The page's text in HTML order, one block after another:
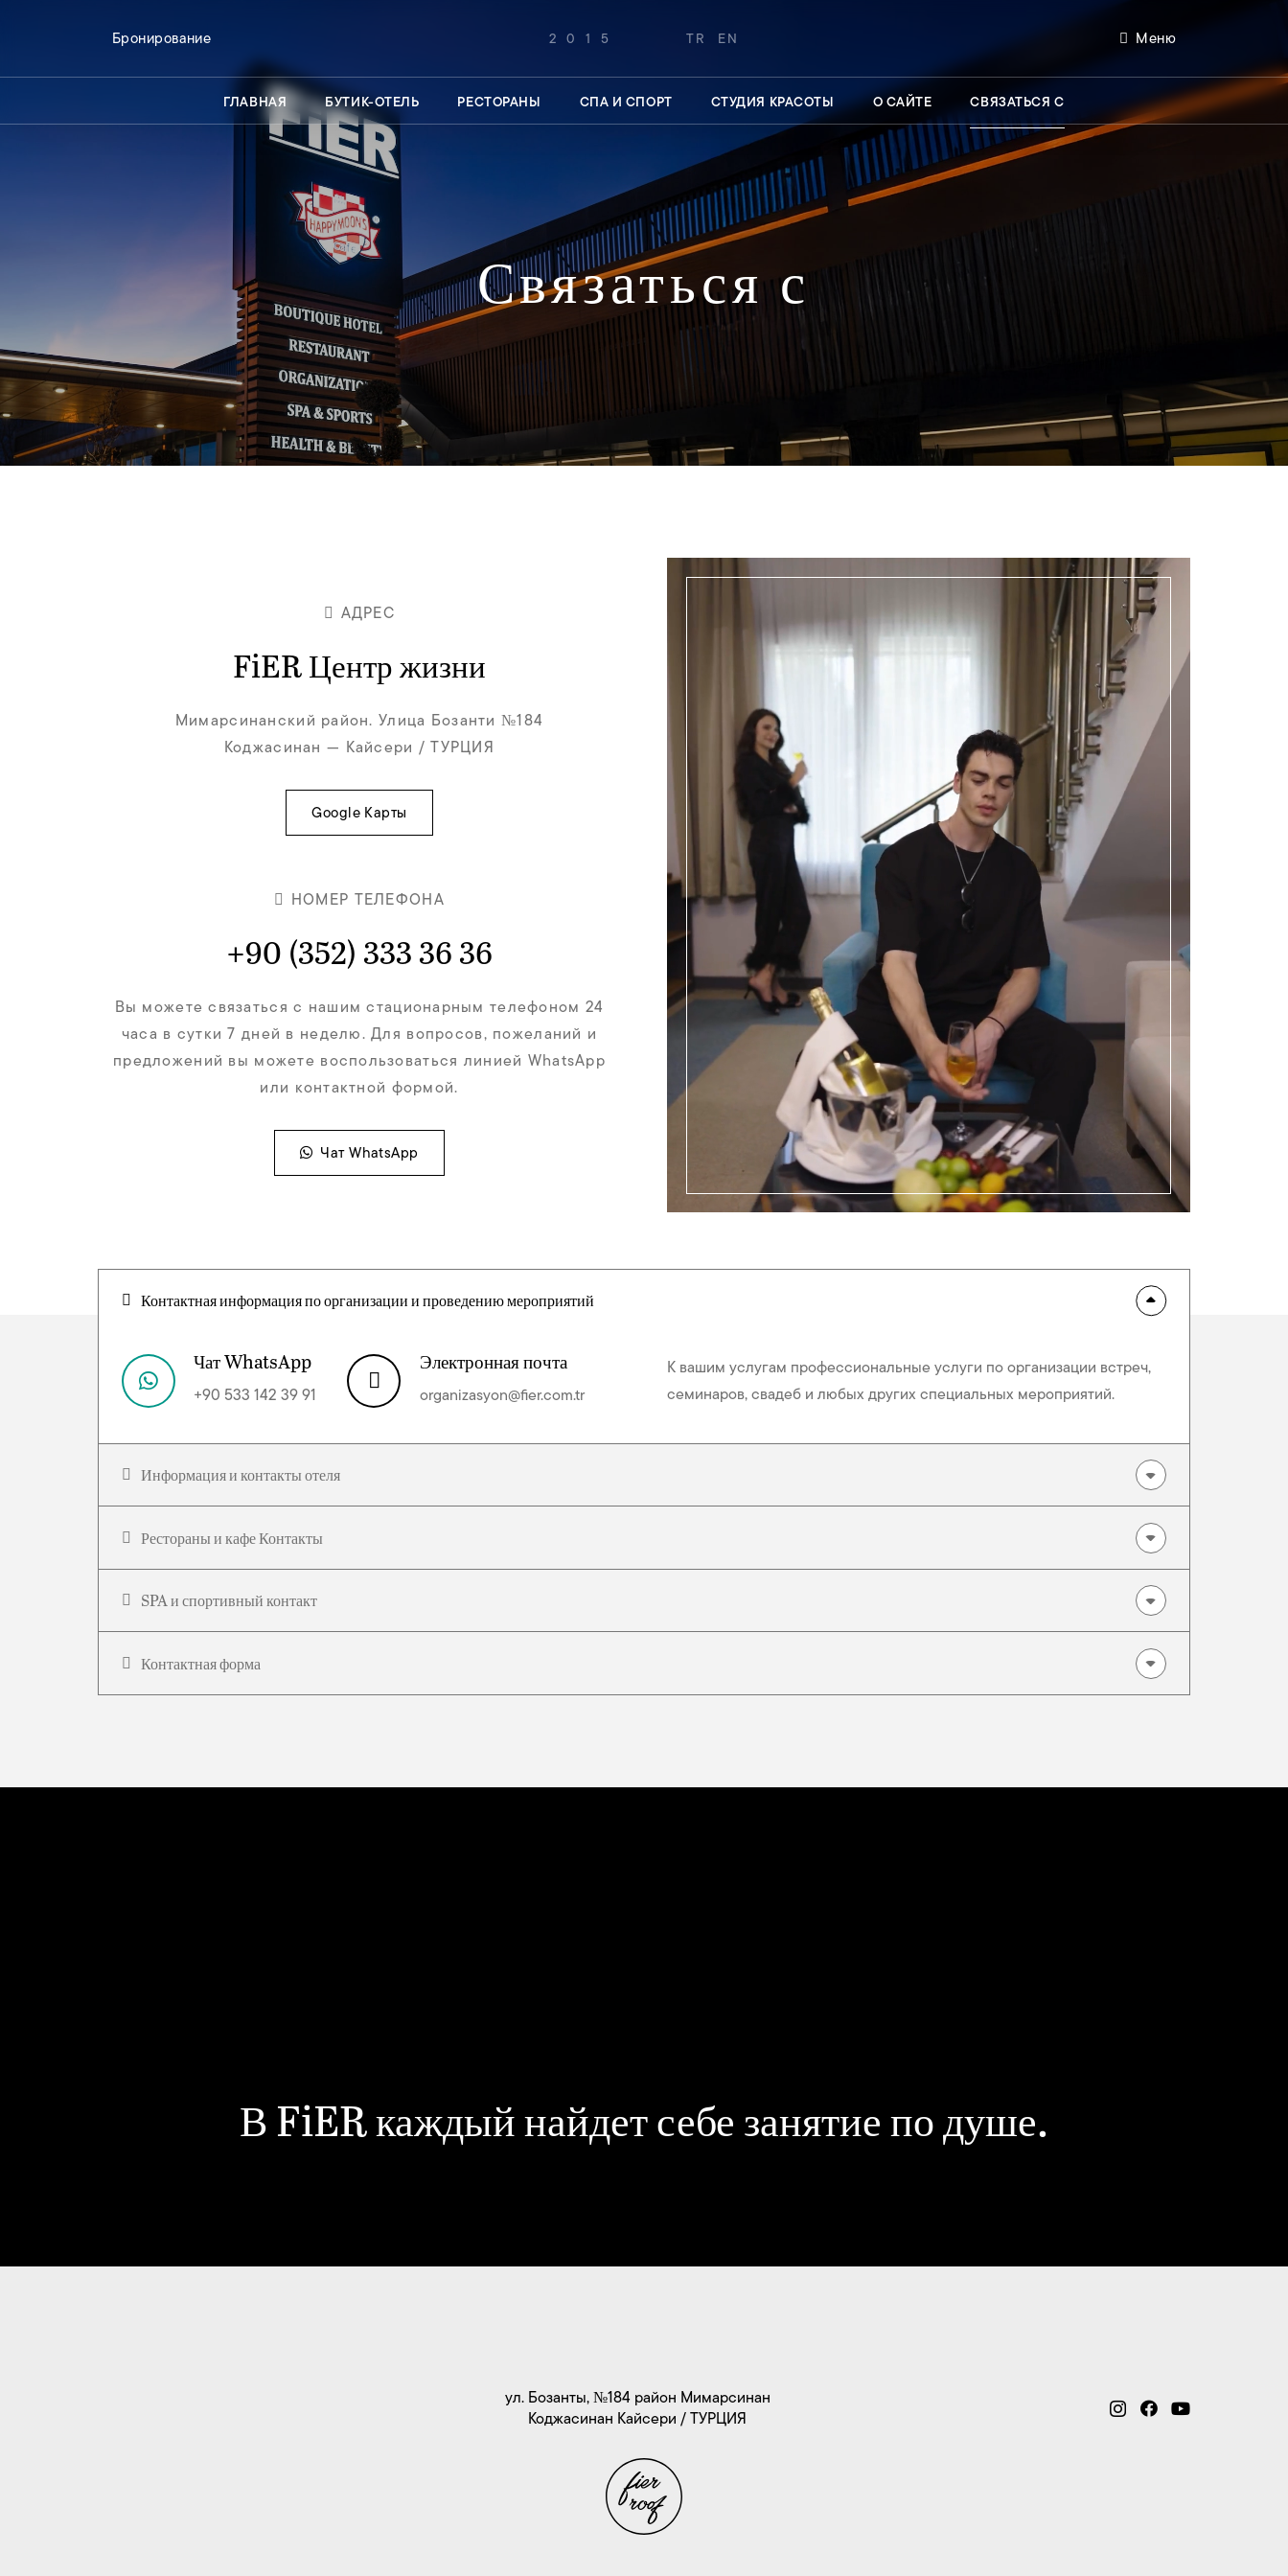
Бронирование 2015 TR EN Меню
ГЛАВНАЯ БУТИК-ОТЕЛЬ РЕСТОРАНЫ СПА И СПОРТ СТУДИЯ КРАСОТЫ О САЙТЕ СВЯЗАТЬСЯ С
Связаться с
АДРЕС
FiER Центр жизни
Мимарсинанский район. Улица Бозанти №184
Коджасинан — Кайсери / ТУРЦИЯ
Google Карты
НОМЕР ТЕЛЕФОНА
+90 (352) 333 36 36
Вы можете связаться с нашим стационарным телефоном 24
часа в сутки 7 дней в неделю. Для вопросов, пожеланий и
предложений вы можете воспользоваться линией WhatsApp
или контактной формой.
Чат WhatsApp
Контактная информация по организации и проведению мероприятий
Чат WhatsApp
+90 533 142 39 91
Электронная почта
organizasyon@fier.com.tr
К вашим услугам профессиональные услуги по организации встреч,
семинаров, свадеб и любых других специальных мероприятий.
Информация и контакты отеля
Рестораны и кафе Контакты
SPA и спортивный контакт
Контактная форма
В FiER каждый найдет себе занятие по душе.
ул. Бозанты, №184 район Мимарсинан
Коджасинан Кайсери / ТУРЦИЯ